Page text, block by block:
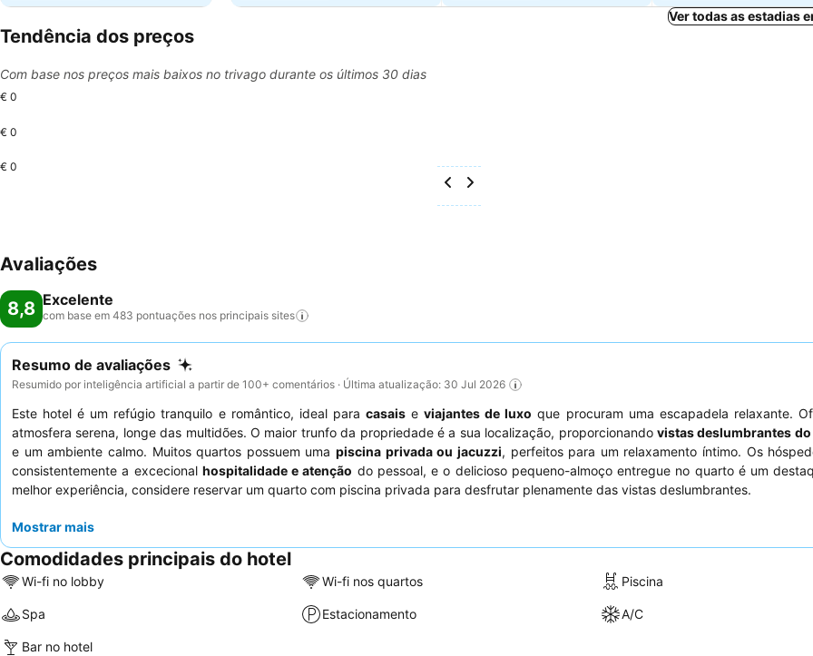
Ver todas as estadias
Tendência dos preços
Com base nos preços mais baixos no trivago durante os últimos 30 dias
€ 0
€ 0
€ 0
Avaliações
8,8 Excelente
com base em 483 pontuações nos principais sites
Resumo de avaliações
Resumido por inteligência artificial a partir de 100+ comentários · Última atualização: 30 Jul 2026
Este hotel é um refúgio tranquilo e romântico, ideal para casaiseviajantes de luxo que procuram uma escapadela relaxante.
atmosfera serena, longe das multidões. O maior trunfo da propriedade é a sua localização, proporcionando vistas deslumbrantes
e um ambiente calmo. Muitos quartos possuem umapiscina privada ou jacuzzi, perfeitos para um relaxamento íntimo. Os
consistentemente a excecional hospitalidade e atenção do pessoal, e o delicioso pequeno-almoço entregue no quarto é um
melhor experiência, considere reservar um quarto com piscina privada para desfrutar plenamente das vistas deslumbrantes.
Mostrar mais
Comodidades principais do hotel
Wi-fi no lobby Wi-fi nos quartos Piscina
Spa Estacionamento A/C
Bar no hotel